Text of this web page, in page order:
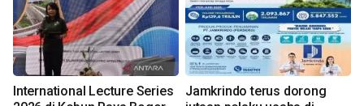
International Lecture Series
Jamkrindo terus dorong